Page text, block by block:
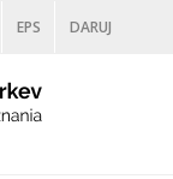
EPS DARUJ